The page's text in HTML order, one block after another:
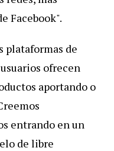
Facebook".
plataformas de
ofrecen
aportando o
entrando en un
de libre